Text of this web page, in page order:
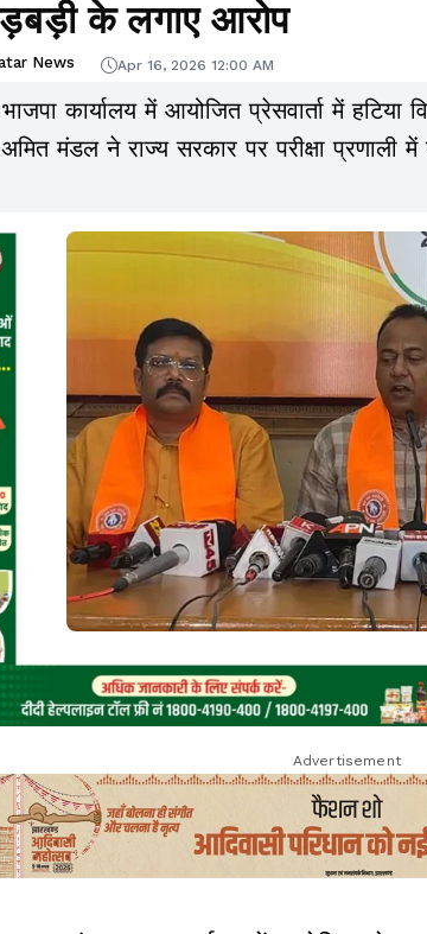
के लगाए आरोप
News Apr 16, 2026 12:00 AM
कार्यालय में आयोजित प्रेसवार्ता में
मंडल ने राज्य सरकार पर परीक्षा प्रणाली
Advertisement